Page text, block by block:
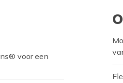
voor een